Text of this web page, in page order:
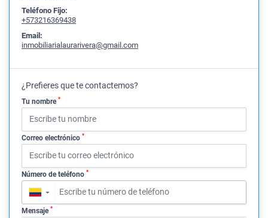
Teléfono Fijo:
+573216369438
Email:
inmobiliarialaurarivera@gmail.com
¿Prefieres que te contactemos?
Tu nombre *
Correo electrónico *
Número de teléfono *
▼
Mensaje *